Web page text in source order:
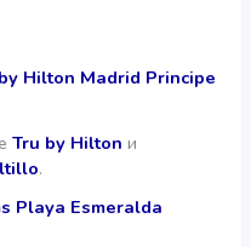
Hilton Madrid Principe
Tru by Hilton и
.
Playa Esmeralda